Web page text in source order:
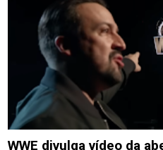
WWE divulga vídeo da